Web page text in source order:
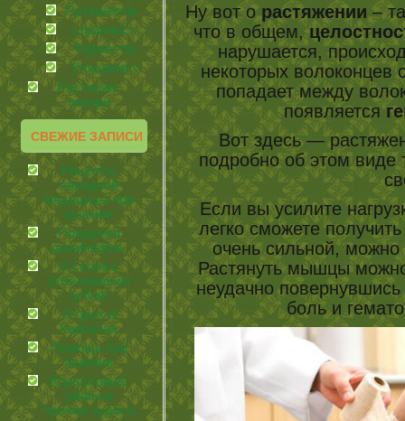
Путешествия
странности
Торжества
Угощаемся!
Растения-
лекари
СВЕЖИЕ ЗАПИСИ
Рецепты
народной
медицины при
ишемии
Придумки
дизайнеров.
И снова к
отбеливанию
зубов!
Отдых в
Карпатах
Помощь при
ишемии
Коралловые
рифы и
прочие чудеса
Ну вот орастяжении–
что в общем,
нарушается,
некоторых волоконцев
попадает между
появляется
Вот здесь —
подробно об этом виде
Если вы усилите
легко сможете
очень сильной, можно
Растянуть мышцы
неудачно повернувшись
боль и